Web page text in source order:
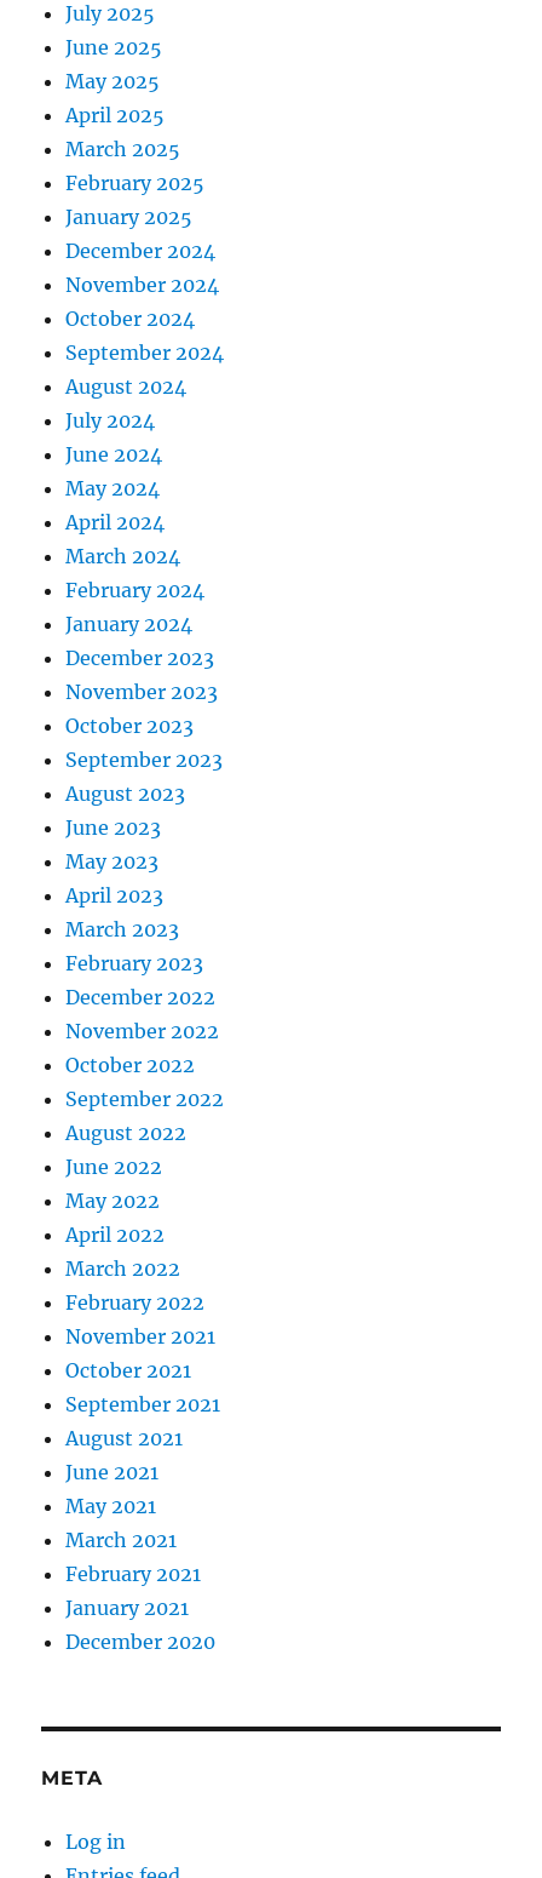
July 2025
June 2025
May 2025
April 2025
March 2025
February 2025
January 2025
December 2024
November 2024
October 2024
September 2024
August 2024
July 2024
June 2024
May 2024
April 2024
March 2024
February 2024
January 2024
December 2023
November 2023
October 2023
September 2023
August 2023
June 2023
May 2023
April 2023
March 2023
February 2023
December 2022
November 2022
October 2022
September 2022
August 2022
June 2022
May 2022
April 2022
March 2022
February 2022
November 2021
October 2021
September 2021
August 2021
June 2021
May 2021
March 2021
February 2021
January 2021
December 2020
META
Log in